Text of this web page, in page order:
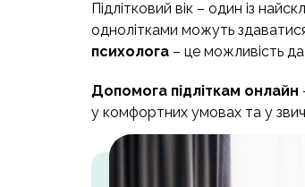
Підлітковий вік – один із
однолітками можуть
психолога – це можливість
Допомога підліткам онлайн
у комфортних умовах та у